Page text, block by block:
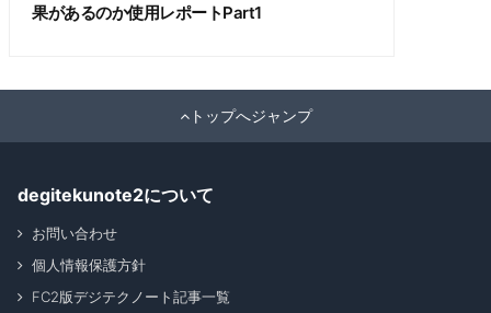
果があるのか使用レポートPart1
トップへジャンプ
degitekunote2について
お問い合わせ
個人情報保護方針
FC2版デジテクノート記事一覧